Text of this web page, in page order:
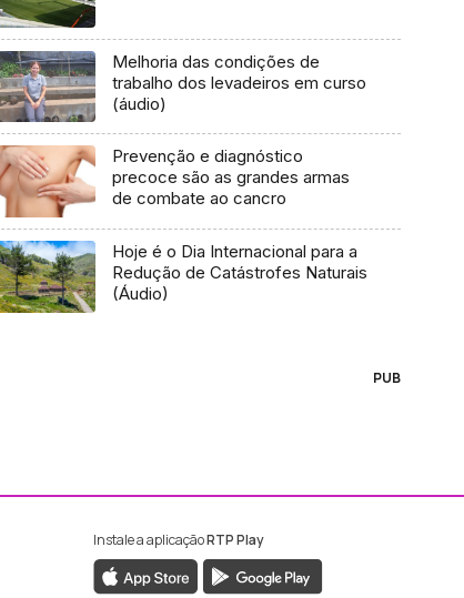
Melhoria das condições de
trabalho dos levadeiros em curso
(áudio)
Prevenção e diagnóstico
precoce são as grandes armas
de combate ao cancro
Hoje é o Dia Internacional para a
Redução de Catástrofes Naturais
(Áudio)
PUB
da RTP Madeira
da RTP Madeira
Instale a aplicaçãoRTP Play